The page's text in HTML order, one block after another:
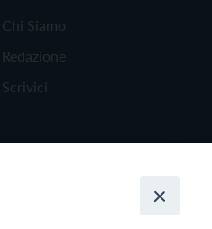
Chi Siamo
Redazione
Scrivici